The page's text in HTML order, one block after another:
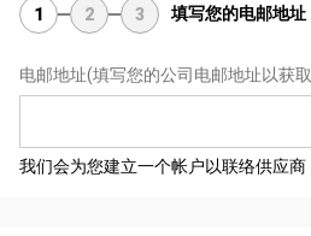
1 2 3 填写您的电邮地址
电邮地址(填写您的公司电邮地址以获
我们会为您建立一个帐户以联络供应商